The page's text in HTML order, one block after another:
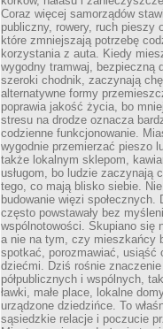
Coraz więcej samorządów
publiczny, rowery, ruch pieszy
które zmniejszają potrzebę
korzystania z auta. Kiedy
wygodny tramwaj, bezpieczną
szeroki chodnik, zaczynają
alternatywne formy
poprawia jakość życia, bo
stresu na drodze oznacza
codzienne funkcjonowanie.
wygodnie przemierzać pieszo
także lokalnym sklepom,
usługom, bo ludzie zaczynają
tego, co mają blisko siebie.
budowanie więzi społecznych.
często powstawały bez
wspólnotowości. Skupiano się
a nie na tym, czy mieszkańcy
spotkać, porozmawiać, usiąść
dziećmi. Dziś rośnie
półpublicznych i wspólnych,
ławki, małe place, lokalne
urządzone dziedzińce. To
sąsiedzkie relacje i poczucie